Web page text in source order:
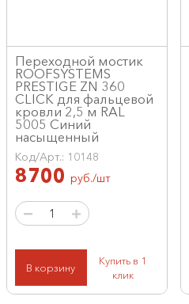
Переходной мостик
ROOFSYSTEMS
PRESTIGE ZN 360
CLICK для фальцевой
кровли 2,5 м RAL
5005 Синий
насыщенный
Код/Арт.: 10148
8700 руб./шт
В корзину
Купить в 1
клик